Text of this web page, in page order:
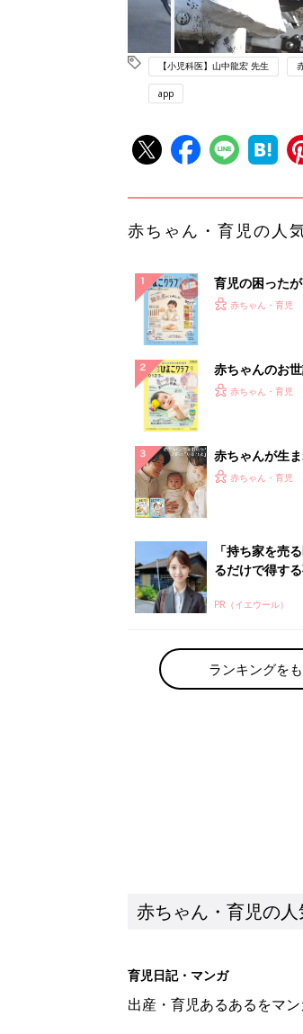
【小児科医】山中龍宏 先生
app
赤ちゃん・育児の人
育児の困った
『ひよこクラ
赤ちゃん・育児
赤ちゃんのお
てのひよこク
解決テク
赤ちゃん・育児
赤ちゃんが生
ひよ」
赤ちゃん・育児
「持ち家を売
るだけで得す
PR（イエウール）
ランキングを
赤ちゃん・育児の人
育児日記・マンガ
出産・育児あるあるをマ